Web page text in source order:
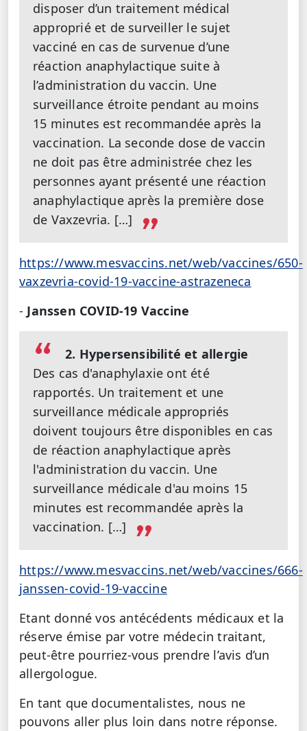
disposer d’un traitement médical
approprié et de surveiller le sujet
vacciné en cas de survenue d’une
réaction anaphylactique suite à
l’administration du vaccin. Une
surveillance étroite pendant au moins
15 minutes est recommandée après la
vaccination. La seconde dose de vaccin
ne doit pas être administrée chez les
personnes ayant présenté une réaction
anaphylactique après la première dose
de Vaxzevria. […]
https://www.mesvaccins.net/web/vaccines/650-
vaxzevria-covid-19-vaccine-astrazeneca
- Janssen COVID-19 Vaccine
2. Hypersensibilité et allergie
Des cas d'anaphylaxie ont été
rapportés. Un traitement et une
surveillance médicale appropriés
doivent toujours être disponibles en cas
de réaction anaphylactique après
l'administration du vaccin. Une
surveillance médicale d'au moins 15
minutes est recommandée après la
vaccination. […]
https://www.mesvaccins.net/web/vaccines/666-
janssen-covid-19-vaccine
Etant donné vos antécédents médicaux et la
réserve émise par votre médecin traitant,
peut-être pourriez-vous prendre l’avis d’un
allergologue.
En tant que documentalistes, nous ne
pouvons aller plus loin dans notre réponse.